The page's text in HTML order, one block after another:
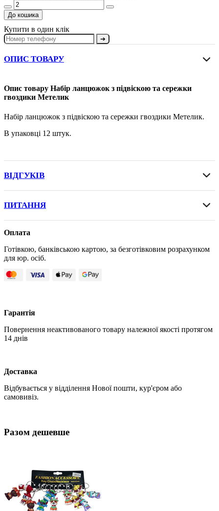
До кошика
Купити в один клік
➔
ОПИС ТОВАРУ
Опис товару Набір ланцюжок з підвіскою та сережки
гвоздики Метелик
Набір ланцюжок з підвіскою та сережки гвоздики Метелик.
В упаковці 12 штук.
ВІДГУКІВ
ПИТАННЯ
Оплата
Готівкою, банківською картою, за безготівковим розрахунком
для юр. осіб.
Гарантія
Повернення неактивованого товару належної якості протягом
14 днів
Доставка
Відбувається у відділення Нової пошти, кур'єром або
самовивіз.
Разом дешевше